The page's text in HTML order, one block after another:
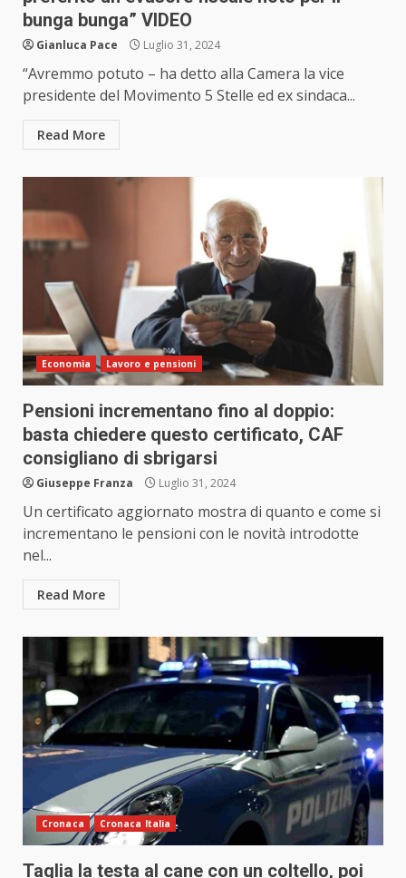
bunga bunga” VIDEO
Gianluca Pace Luglio 31, 2024
“Avremmo potuto – ha detto alla Camera la vice
presidente del Movimento 5 Stelle ed ex sindaca...
Read More
Economia Lavoro e pensioni
Pensioni incrementano fino al doppio:
basta chiedere questo certificato, CAF
consigliano di sbrigarsi
Giuseppe Franza Luglio 31, 2024
Un certificato aggiornato mostra di quanto e come si
incrementano le pensioni con le novità introdotte
nel...
Read More
Cronaca Cronaca Italia
Taglia la testa al cane con un coltello, poi